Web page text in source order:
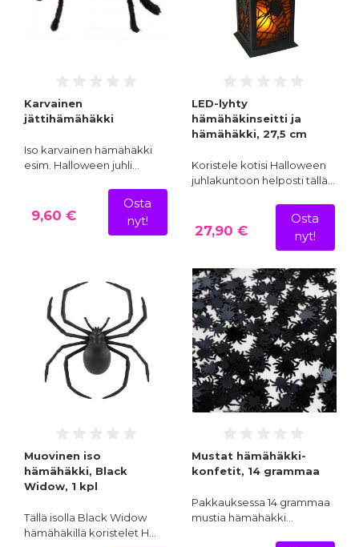
Karvainen
jättihämähäkki
Iso karvainen hämähäkki
esim. Halloween juhli…
9,60 €
Osta
nyt!
LED-lyhty
hämähäkinseitti ja
hämähäkki, 27,5 cm
Koristele kotisi Halloween
juhlakuntoon helposti tällä…
27,90 €
Osta
nyt!
Muovinen iso
hämähäkki, Black
Widow, 1 kpl
Tällä isolla Black Widow
hämähäkillä koristelet H…
Mustat hämähäkki-
konfetit, 14 grammaa
Pakkauksessa 14 grammaa
mustia hämähäkki…